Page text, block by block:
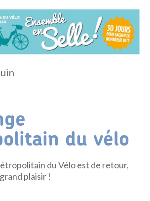
du vélo
du Vélo est de retour,
plaisir !